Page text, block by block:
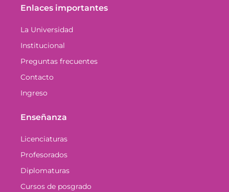
Enlaces importantes
La Universidad
Institucional
Preguntas frecuentes
Contacto
Ingreso
Enseñanza
Licenciaturas
Profesorados
Diplomaturas
Cursos de posgrado